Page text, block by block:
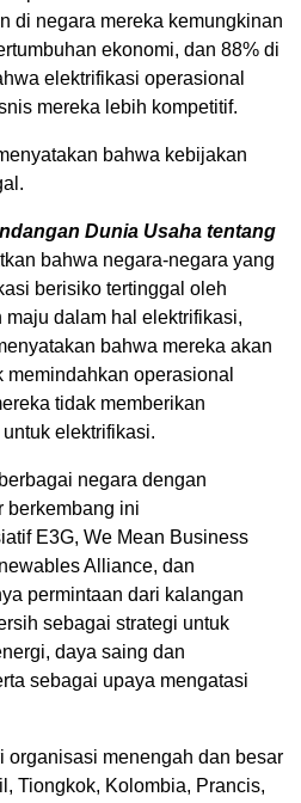
di negara mereka kemungkinan
ekonomi, dan 88% di
elektrifikasi operasional
mereka lebih kompetitif.
bahwa kebijakan
Dunia Usaha tentang
bahwa negara-negara yang
berisiko tertinggal oleh
dalam hal elektrifikasi,
bahwa mereka akan
operasional
tidak memberikan
elektrifikasi.
negara dengan
berkembang ini
E3G, We Mean Business
Alliance, dan
permintaan dari kalangan
sebagai strategi untuk
daya saing dan
sebagai upaya mengatasi
organisasi menengah dan besar
Tiongkok, Kolombia, Prancis,